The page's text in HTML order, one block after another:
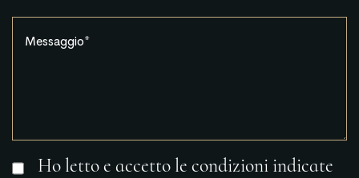
Ho letto e accetto le condizioni indicate